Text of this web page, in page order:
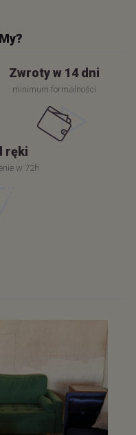
Zwroty w 14 dni
minimum formalności
ręki
w 72h